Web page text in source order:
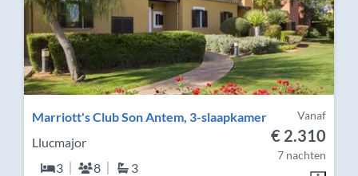
Vanaf
€ 2.310
7 nachten
Marriott's Club Son Antem, 3-slaapkamer
Llucmajor
3
8 3